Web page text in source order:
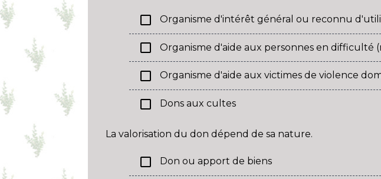
check_box_outline_blank Organisme d'intérêt général ou reconnu
check_box_outline_blank Organisme d'aide aux personnes en difficulté
check_box_outline_blank Organisme d'aide aux victimes de violence
check_box_outline_blank Dons aux cultes
La valorisation du don dépend de sa nature.
check_box_outline_blank Don ou apport de biens